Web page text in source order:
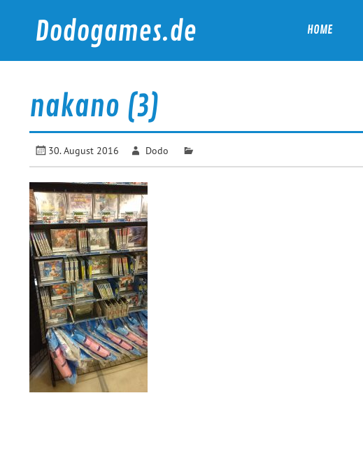
contentDodogames.de
Durchgespielt.
HOME
nakano (3)
30. August 2016 Dodo